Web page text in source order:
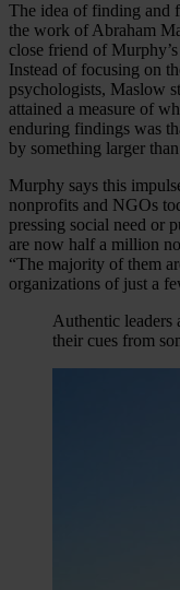
The idea of finding and
the work of Abraham
close friend of
Instead of focusing on
psychologists, Maslow
attained a measure of
enduring findings was
by something larger
Murphy says this
nonprofits and NGOs
pressing social need or
are now half a million
“The majority of them
organizations of just a
Authentic leaders
their cues from